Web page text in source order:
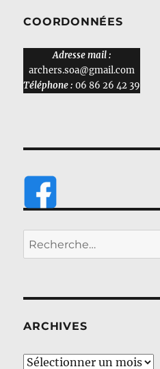
COORDONNÉES
Adresse mail :
archers.soa@gmail.com
Téléphone : 06 86 26 42 39
Recherche
pour :
ARCHIVES
Archives